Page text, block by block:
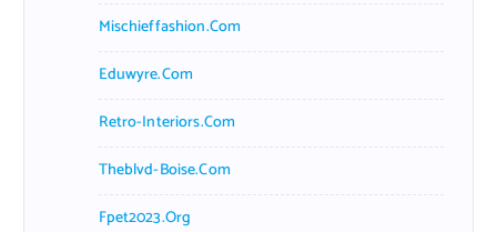
Mischieffashion.com
Eduwyre.com
Retro-Interiors.com
Theblvd-Boise.com
Fpet2023.org